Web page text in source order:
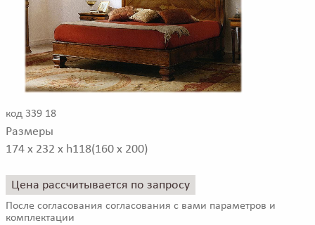
код 339 18
Размеры
174 x 232 x h118(160 x 200)
Цена рассчитывается по запросу
После согласования согласования с вами параметров и
комплектации